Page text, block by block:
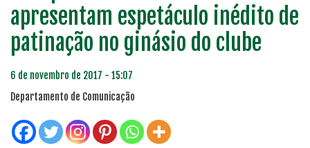
apresentam espetáculo inédito de
patinação no ginásio do clube
6 de novembro de 2017 - 15:07
Departamento de Comunicação